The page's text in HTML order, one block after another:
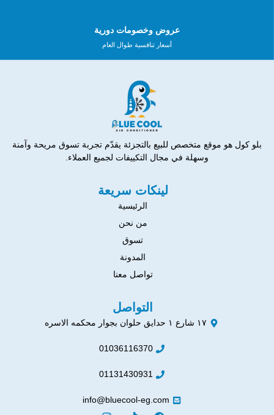
عروض وخصومات دورية
أسعار تنافسية طوال العام
بلو كول هو موقع متخصص للبيع بالتجزئة يقدّم تجربة تسوق مريحة وآمنة
وسهلة في مجال التكييفات لجميع العملاء.
لينكات سريعة
الرئيسية
من نحن
تسوق
المدونة
تواصل معنا
التواصل
١٧ شارع ١ حدايق حلوان بجوار محكمه الاسره
01036116370
01131430931
info@bluecool-eg.com